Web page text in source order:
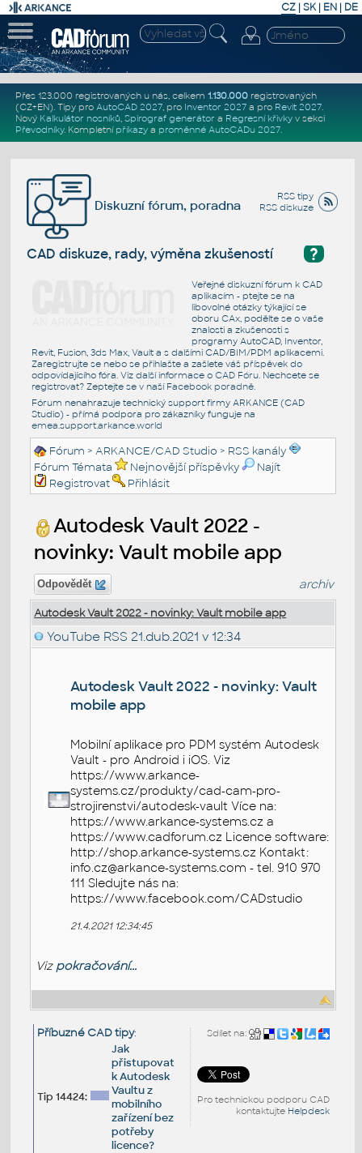
CZ | SK| EN | DE
Přes 123.000 registrovaných u nás, celkem 1.130.000registrovaných
(CZ+EN). Tipy pro AutoCAD 2027, pro Inventor 2027a pro Revit 2027.
Nový Kalkulátor nosníků, Spirograf generátor a Regresní křivkyv sekci
Převodníky. Kompletní příkazya proměnné AutoCADu 2027.
RSS tipy
RSS diskuze
Diskuzní fórum, poradna
?
CAD diskuze, rady, výměna zkušeností
Veřejné diskuzní fórum k CAD
aplikacím - ptejte se na
libovolné otázky týkající se
oboru CAx, podělte se o vaše
znalosti a zkušenosti s
programy AutoCAD, Inventor,
Revit, Fusion, 3ds Max, Vault a s dalšími CAD/BIM/PDM aplikacemi.
Zaregistrujte se nebo se přihlašte a zašlete váš příspěvek do
odpovídajícího fóra. Viz další informace o CAD Fóru. Nechcete se
registrovat? Zeptejte se v naší Facebook poradně.
Fórum nenahrazuje technický support firmy ARKANCE (CAD
Studio) - přímá podpora pro zákazníky funguje na
emea.support.arkance.world
Fórum >ARKANCE/CAD Studio > RSS kanály
Fórum Témata
Nejnovější příspěvky
Najít
Registrovat
Přihlásit
Autodesk Vault 2022 -
novinky: Vault mobile app
Odpovědět archiv
Autodesk Vault 2022 - novinky: Vault mobile app
YouTube RSS 21.dub.2021 v 12:34
Autodesk Vault 2022 - novinky: Vault
mobile app
Mobilní aplikace pro PDM systém Autodesk
Vault - pro Android i iOS. Viz
https://www.arkance-
systems.cz/produkty/cad-cam-pro-
strojirenstvi/autodesk-vault Více na:
https://www.arkance-systems.cz a
https://www.cadforum.cz Licence software:
http://shop.arkance-systems.cz Kontakt:
info.cz@arkance-systems.com - tel. 910 970
111 Sledujte nás na:
https://www.facebook.com/CADstudio
21.4.2021 12:34:45
Viz pokračování...
Sdílet na:
Pro technickou podporu CAD
kontaktujte Helpdesk
Příbuzné CAD tipy:
Tip 14424:
Jak
přistupovat
k Autodesk
Vaultu z
mobilního
zařízení bez
potřeby
licence?